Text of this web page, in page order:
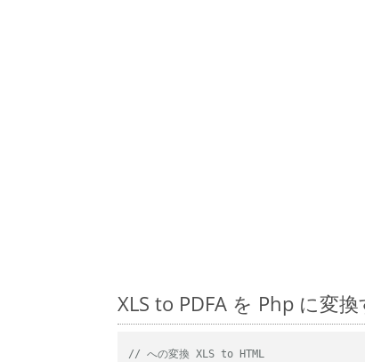
XLS to PDFA を Php に変
// への変換 XLS to HTML